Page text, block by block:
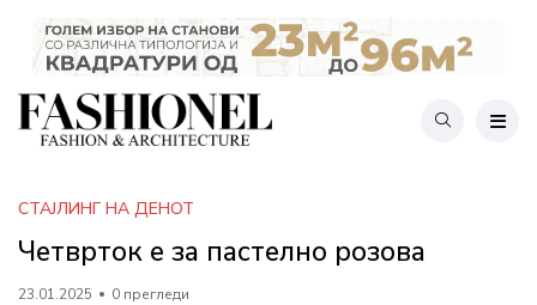
СТАЈЛИНГ НА ДЕНОТ
Четврток е за пастелно розова
23.01.2025 0 прегледи